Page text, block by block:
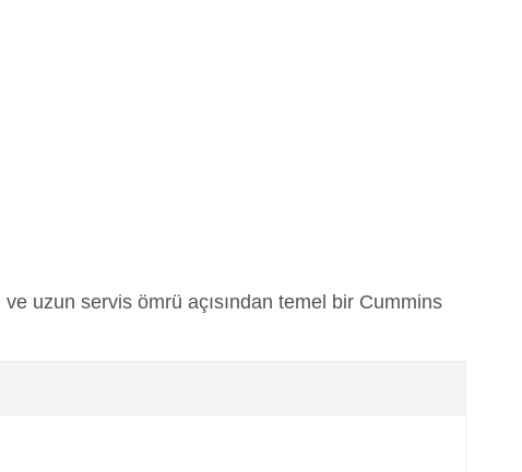
uzun servis ömrü açısından temel bir Cummins